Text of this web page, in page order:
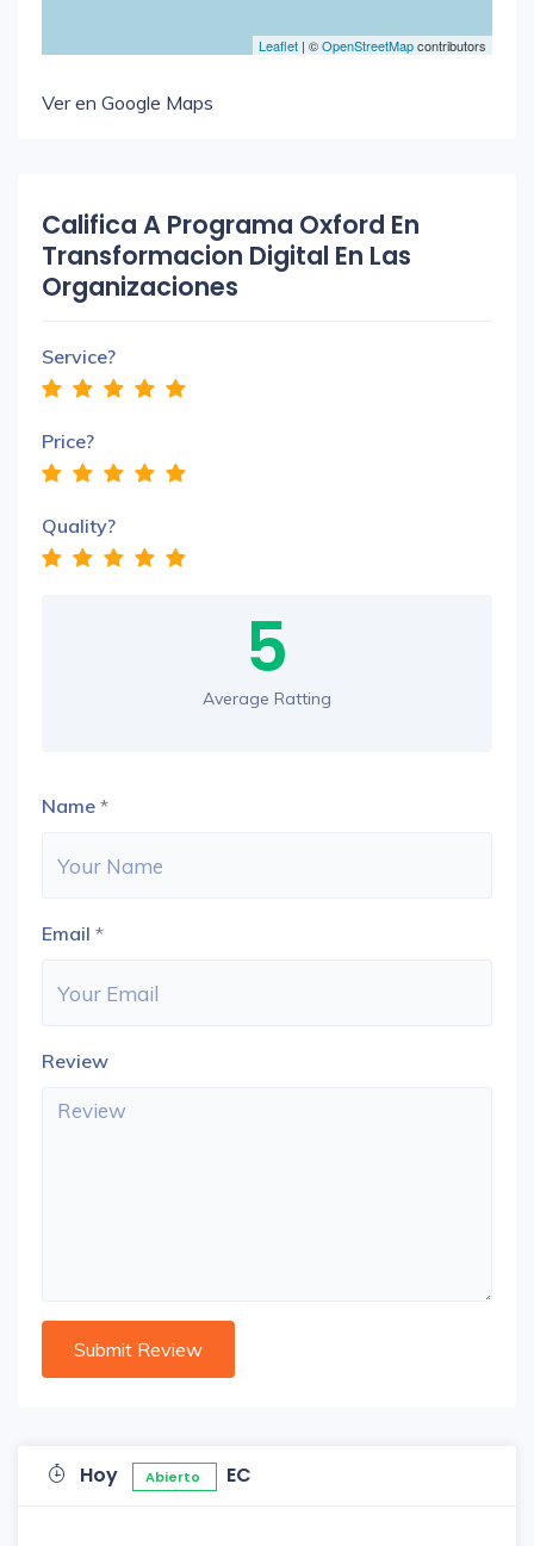
Leaflet | ©OpenStreetMapcontributors
Ver en Google Maps
Califica A Programa Oxford En
Transformacion Digital En Las
Organizaciones
Service?
Price?
Quality?
5
Average Ratting
Name *
Email *
Review
Hoy Abierto EC